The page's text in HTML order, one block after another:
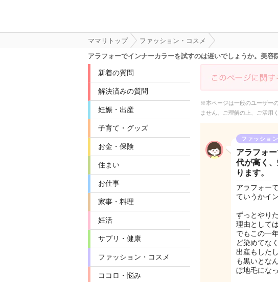
ママリトップ
ファッション・コスメ
アラフォーでインナーカラーを試すのは遅いでしょうか。美
新着の質問
解決済みの質問
妊娠・出産
子育て・グッズ
お金・保険
住まい
お仕事
家事・料理
妊活
サプリ・健康
ファッション・コスメ
ココロ・悩み
※本ページは一般のユーザー
ません。ご理解の上、ご活用
ファッショ
アラフォ
代が高く
ります。
アラフォー
ていうかイ
ずっとやり
理由として
でもこの一
ど染めてな
出産もした
も黒いとな
ぼ地毛にな